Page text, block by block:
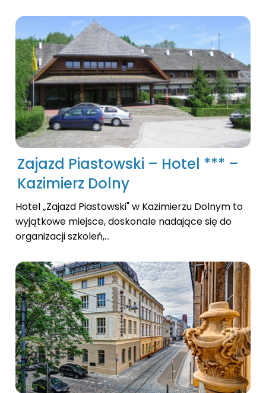
Zajazd Piastowski – Hotel *** –
Kazimierz Dolny
Hotel „Zajazd Piastowski" w Kazimierzu Dolnym to
wyjątkowe miejsce, doskonale nadające się do
organizacji szkoleń,...